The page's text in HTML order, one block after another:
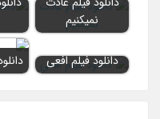
نمیکنیم
دانلود فیلم افعی